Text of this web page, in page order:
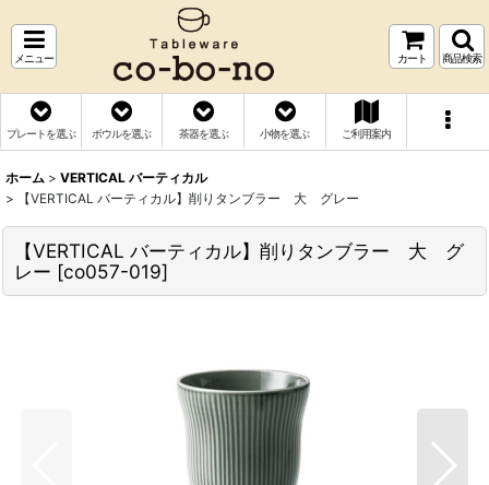
メニュー カート 商品検索
プレートを選ぶ ボウルを選ぶ 茶器を選ぶ 小物を選ぶ ご利用案内
ホーム > VERTICAL バーティカル
>
【VERTICAL バーティカル】削りタンブラー 大 グレー
【VERTICAL バーティカル】削りタンブラー 大 グ
レー [co057-019]